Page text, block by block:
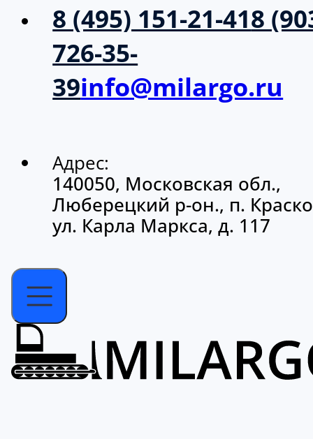
8 (495) 151-21-418
726-35-
39info@milargo.ru
Адрес:
140050, Московская обл.,
Люберецкий р-он., п.
ул. Карла Маркса, д. 117